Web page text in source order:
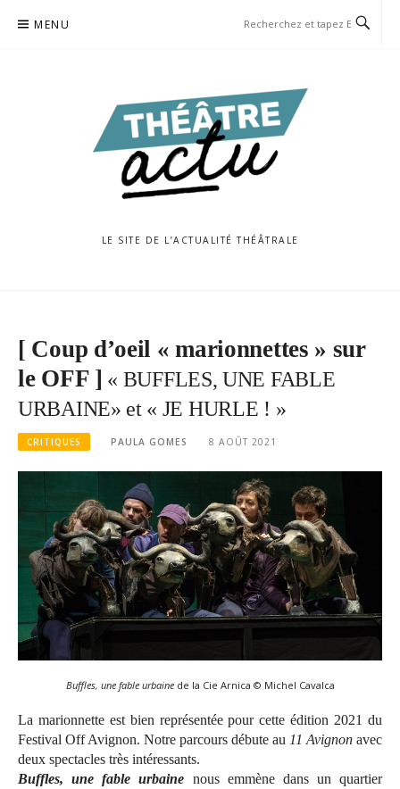
MENU
LE SITE DE L’ACTUALITÉ THÉÂTRALE
[ Coup d’oeil « marionnettes » sur
le OFF ] « BUFFLES, UNE FABLE
URBAINE» et « JE HURLE ! »
CRITIQUES PAULA GOMES 8 AOÛT 2021
Buffles, une fable urbainede la Cie Arnica © Michel Cavalca
La marionnette est bien représentée pour cette édition 2021 du
Festival Off Avignon. Notre parcours débute au 11 Avignon avec
deux spectacles très intéressants.
Buffles, une fable urbaine nous emmène dans un quartier